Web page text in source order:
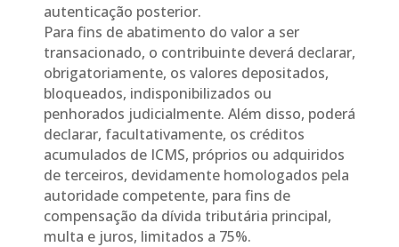
autenticação posterior.
Para fins de abatimento do valor a ser
transacionado, o contribuinte deverá declarar,
obrigatoriamente, os valores depositados,
bloqueados, indisponibilizados ou
penhorados judicialmente. Além disso, poderá
declarar, facultativamente, os créditos
acumulados de ICMS, próprios ou adquiridos
de terceiros, devidamente homologados pela
autoridade competente, para fins de
compensação da dívida tributária principal,
multa e juros, limitados a 75%.